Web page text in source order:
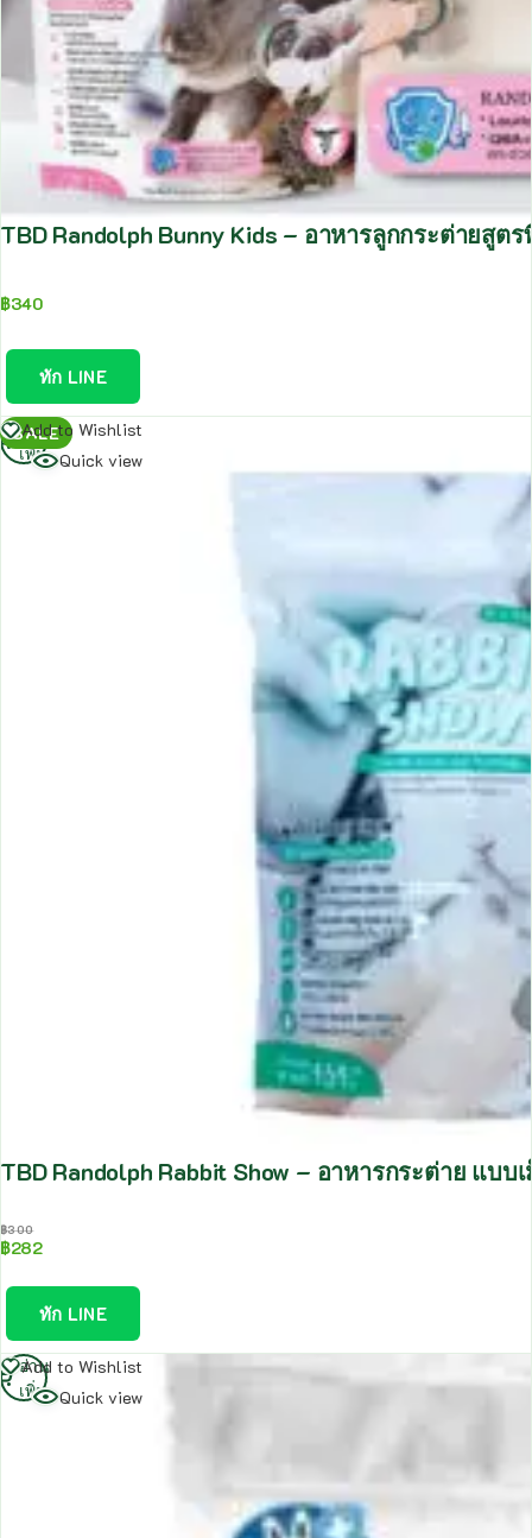
TBD Randolph Bunny Kids – อาหารลูกกระต่ายสูต
฿340
ทัก LINE
SALE
Add to Wishlist
Quick view
TBD Randolph Rabbit Show – อาหารกระต่าย แ
฿300
฿282
ทัก LINE
อ่าน
เพิ่ม
Add to Wishlist
Quick view
อ่าน
เพิ่ม